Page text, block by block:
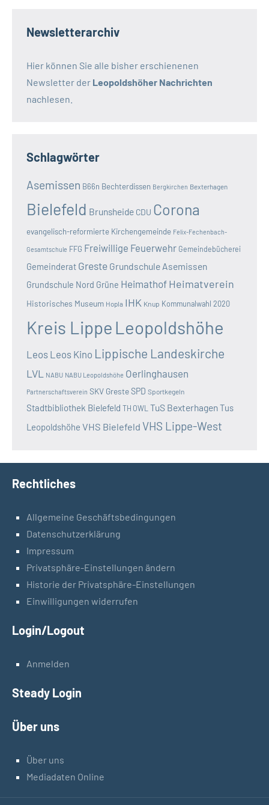
Newsletterarchiv
Hier können Sie alle bisher erschienenen
Newsletter der Leopoldshöher Nachrichten
nachlesen.
Schlagwörter
Asemissen B66n Bechterdissen Bergkirchen Bexterhagen
Bielefeld Brunsheide CDU Corona
evangelisch-reformierte Kirchengemeinde Felix-Fechenbach-
Gesamtschule FFG Freiwillige Feuerwehr Gemeindebücherei
Gemeinderat Greste Grundschule Asemissen
Grundschule Nord Grüne Heimathof Heimatverein
Historisches Museum Hopla IHK Knup Kommunalwahl 2020
Kreis Lippe Leopoldshöhe
Leos Leos Kino Lippische Landeskirche
LVL NABU NABU Leopoldshöhe Oerlinghausen
Partnerschaftsverein SKV GresteSPD Sportkegeln
Stadtbibliothek Bielefeld TH OWL TuS BexterhagenTus
Leopoldshöhe VHS Bielefeld VHS Lippe-West
Rechtliches
Allgemeine Geschäftsbedingungen
Datenschutzerklärung
Impressum
Privatsphäre-Einstellungen ändern
Historie der Privatsphäre-Einstellungen
Einwilligungen widerrufen
Login/Logout
Anmelden
Steady Login
Über uns
Über uns
Mediadaten Online